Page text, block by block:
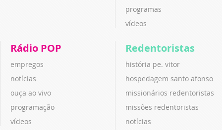
programas
vídeos
Rádio POP
empregos
notícias
ouça ao vivo
programação
vídeos
Redentoristas
história pe. vitor
hospedagem santo afonso
missionários redentoristas
missões redentoristas
notícias